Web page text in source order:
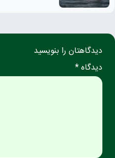
دیدگاهتان را بنویسید
دیدگاه *